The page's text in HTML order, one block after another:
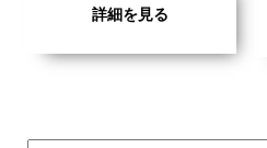
詳細を見る